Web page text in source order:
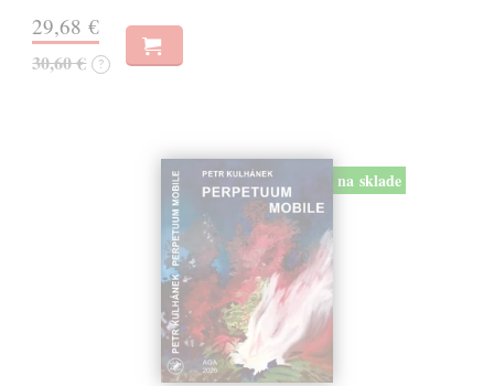
29,68 €
30,60 € ?
na sklade